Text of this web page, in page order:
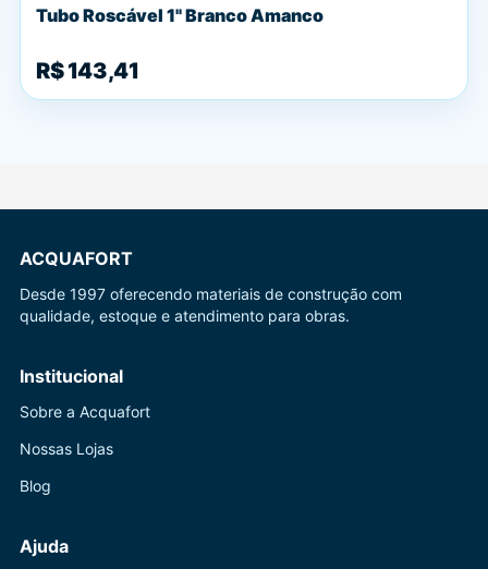
Tubo Roscável 1" Branco Amanco
R$ 143,41
ACQUAFORT
Desde 1997 oferecendo materiais de construção com
qualidade, estoque e atendimento para obras.
Institucional
Sobre a Acquafort
Nossas Lojas
Blog
Ajuda